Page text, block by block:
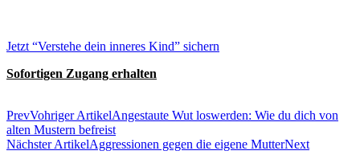
Jetzt “Verstehe dein inneres Kind” sichern
Sofortigen Zugang erhalten
PrevVohriger ArtikelAngestaute Wut loswerden: Wie du dich von
alten Mustern befreist
Nächster ArtikelAggressionen gegen die eigene MutterNext